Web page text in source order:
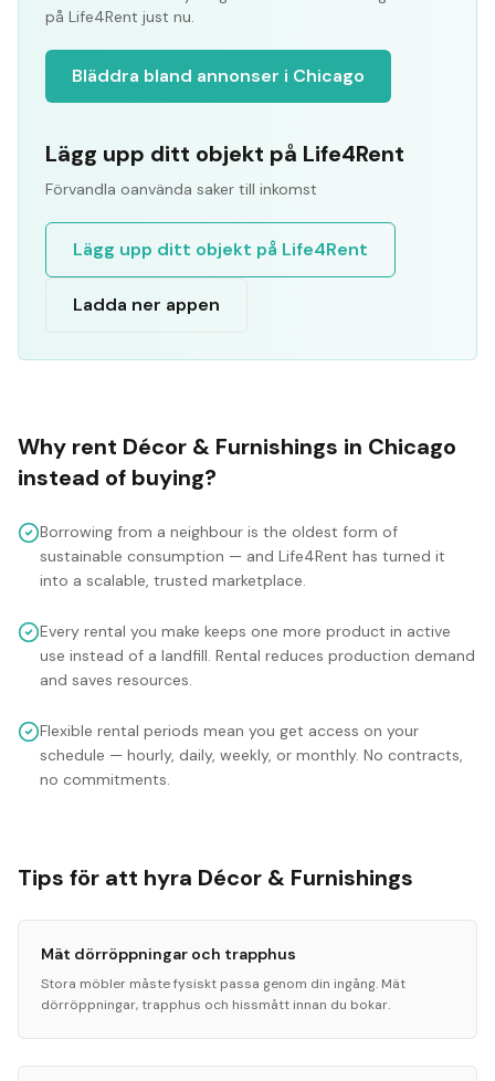
på Life4Rent just nu.
Bläddra bland annonser i Chicago
Lägg upp ditt objekt på Life4Rent
Förvandla oanvända saker till inkomst
Lägg upp ditt objekt på Life4Rent
Ladda ner appen
Why rent Décor & Furnishings in Chicago
instead of buying?
Borrowing from a neighbour is the oldest form of
sustainable consumption — and Life4Rent has turned it
into a scalable, trusted marketplace.
Every rental you make keeps one more product in active
use instead of a landfill. Rental reduces production demand
and saves resources.
Flexible rental periods mean you get access on your
schedule — hourly, daily, weekly, or monthly. No contracts,
no commitments.
Tips för att hyra Décor & Furnishings
Mät dörröppningar och trapphus
Stora möbler måste fysiskt passa genom din ingång. Mät
dörröppningar, trapphus och hissmått innan du bokar.